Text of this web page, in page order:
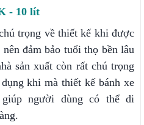
- 10 lít
trọng về thiết kế khi được
đảm bảo tuổi thọ bền lâu
sản xuất còn rất chú trọng
khi mà thiết kế bánh xe
người dùng có thể di